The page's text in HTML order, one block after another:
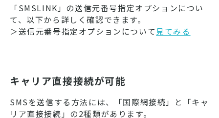
「SMSLINK」の送信元番号指定オプションについ
て、以下から詳しく確認できます。
＞送信元番号指定オプションについて見てみる
キャリア直接接続が可能
SMSを送信する方法には、「国際網接続」と「キャ
リア直接接続」の2種類があります。